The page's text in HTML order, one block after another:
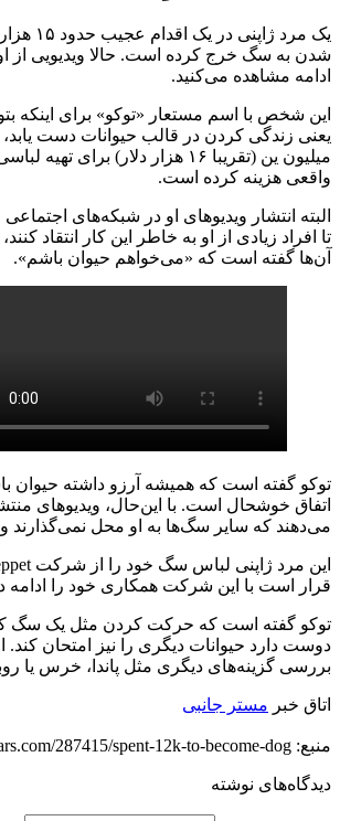
یک مرد
شدن به سگ‌ خرج کرده است. حالا ویدیویی از
ادامه مشاهده می‌کنید.
این شخص با اسم مستعار «توکو» برای اینکه
یعنی زندگی کردن در قالب حیوانات دست
میلیون ین (تقریبا ۱۶ هزار دلار) برای
واقعی هزینه کرده است.
البته انتشار ویدیوهای او در شبکه‌های
تا افراد زیادی از او به خاطر این کار انتقاد
آن‌ها گفته است که «می‌خواهم حیوان باشم».
توکو گفته است که همیشه آرزو داشته حیوان
اتفاق خوشحال است. با این‌حال، ویدیوهای
می‌دهند که سایر سگ‌ها به او محل نمی‌گذارند
قرار است با این شرکت همکاری خود را ادامه
توکو گفته است که حرکت کردن مثل یک سگ
دوست دارد حیوانات دیگری را نیز امتحان کند.
بررسی گزینه‌های دیگری مثل پاندا، خرس یا
اتاق خبر مستر جانبی
منبع: https://techfars.com/287415/spent-12k-to-become-dog/
دیدگاه‌های نوشته